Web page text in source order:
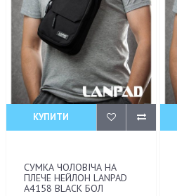
КУПИТИ
СУМКА ЧОЛОВІЧА НА
ПЛЕЧЕ НЕЙЛОН LANPAD
A4158 BLACK БОЛ